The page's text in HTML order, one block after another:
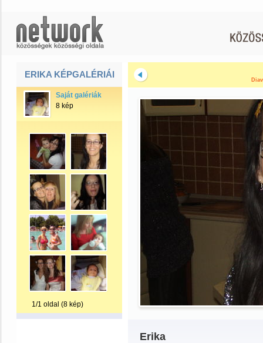
ERIKA KÉPGALÉRIÁI
Saját galériák
8 kép
1/1 oldal (8 kép)
Erika